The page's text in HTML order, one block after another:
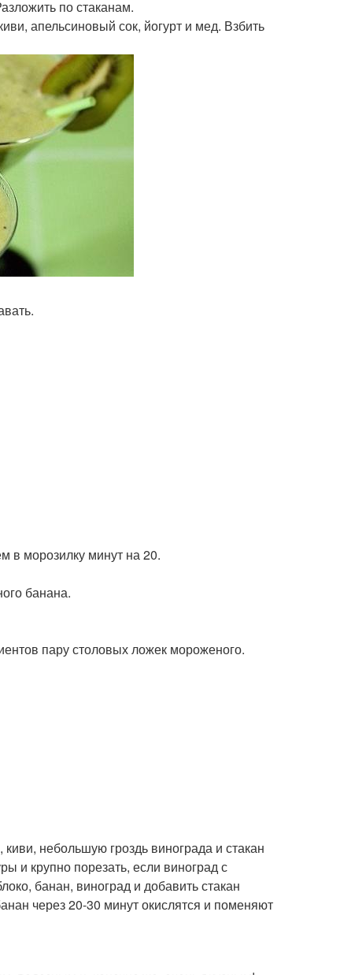
по стаканам.
апельсиновый сок, йогурт и мед. Взбить
в морозилку минут на 20.
банана.
пару столовых ложек мороженого.
небольшую гроздь винограда и стакан
и крупно порезать, если виноград с
банан, виноград и добавить стакан
через 20-30 минут окислятся и поменяют